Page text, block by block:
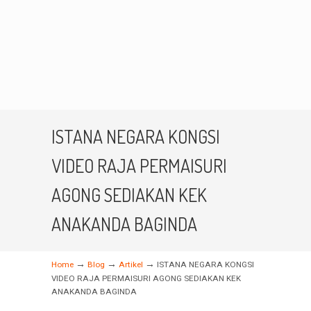
ISTANA NEGARA KONGSI
VIDEO RAJA PERMAISURI
AGONG SEDIAKAN KEK
ANAKANDA BAGINDA
Home → Blog → Artikel → ISTANA NEGARA KONGSI
VIDEO RAJA PERMAISURI AGONG SEDIAKAN KEK
ANAKANDA BAGINDA